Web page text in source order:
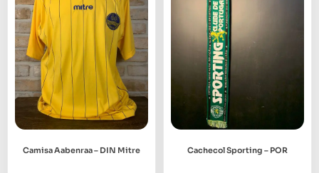
Camisa Aabenraa – DIN Mitre Cachecol Sporting – POR